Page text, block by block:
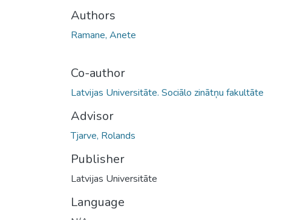
Authors
Ramane, Anete
Co-author
Latvijas Universitāte. Sociālo zinātņu fakultāte
Advisor
Tjarve, Rolands
Publisher
Latvijas Universitāte
Language